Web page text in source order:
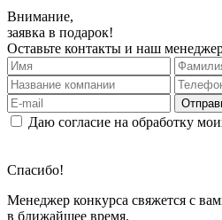
Внимание,
заявка в подарок!
Оставьте контакты и наш
Даю согласие на обработку
Спасибо!
Менеджер конкурса свяжется с
в ближайшее время.